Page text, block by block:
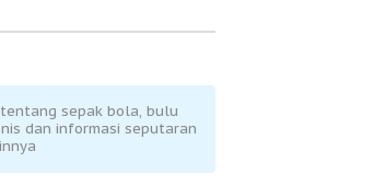
sepak bola, bulu
dan informasi seputaran